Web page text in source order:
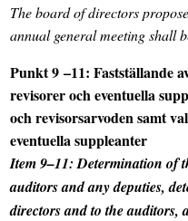
The board of directors
annual general meeting shall
Punkt9 –11: Fastställande
revisorer och eventuella
och revisorsarvoden samt
eventuella suppleanter
Item9–11: Determination of
auditors and any deputies,
directors and to the auditors,